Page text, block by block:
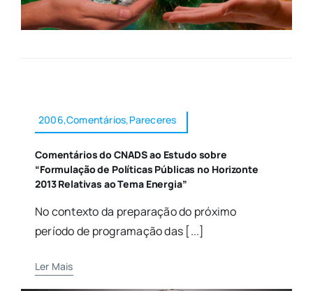
2006,Comentários,Pareceres
Comentários do CNADS ao Estudo sobre
“Formulação de Políticas Públicas no Horizonte
2013 Relativas ao Tema Energia”
No contexto da preparação do próximo
período de programação das [...]
Ler Mais